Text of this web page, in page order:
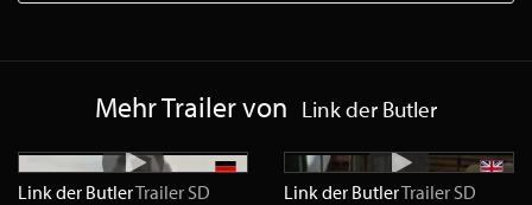
Mehr Trailer von Link der Butler
Link der ButlerTrailer SD Link der ButlerTrailer SD